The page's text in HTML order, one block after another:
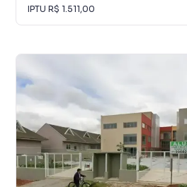
IPTU R$ 1.511,00